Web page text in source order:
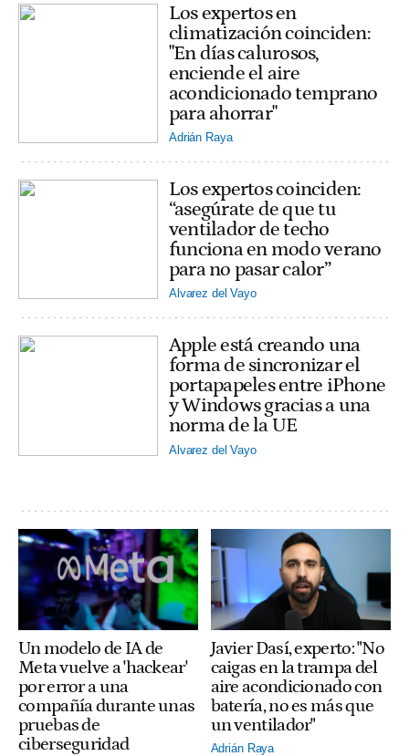
Los expertos en
climatización coinciden:
"En días calurosos,
enciende el aire
acondicionado temprano
para ahorrar"
Adrián Raya
Los expertos coinciden:
“asegúrate de que tu
ventilador de techo
funciona en modo verano
para no pasar calor”
Alvarez del Vayo
Apple está creando una
forma de sincronizar el
portapapeles entre iPhone
y Windows gracias a una
norma de la UE
Alvarez del Vayo
Un modelo de IA de
Meta vuelve a 'hackear'
por error a una
compañía durante unas
pruebas de
ciberseguridad
Javier Dasí, experto: "No
caigas en la trampa del
aire acondicionado con
batería, no es más que
un ventilador"
Adrián Raya